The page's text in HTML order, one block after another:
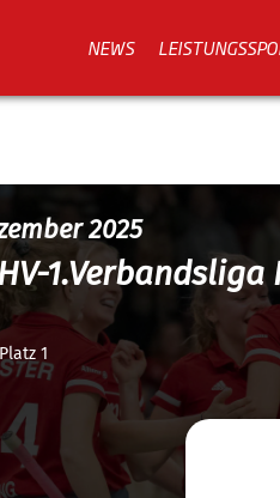
NEWS
2025
1.Verbandsliga
1